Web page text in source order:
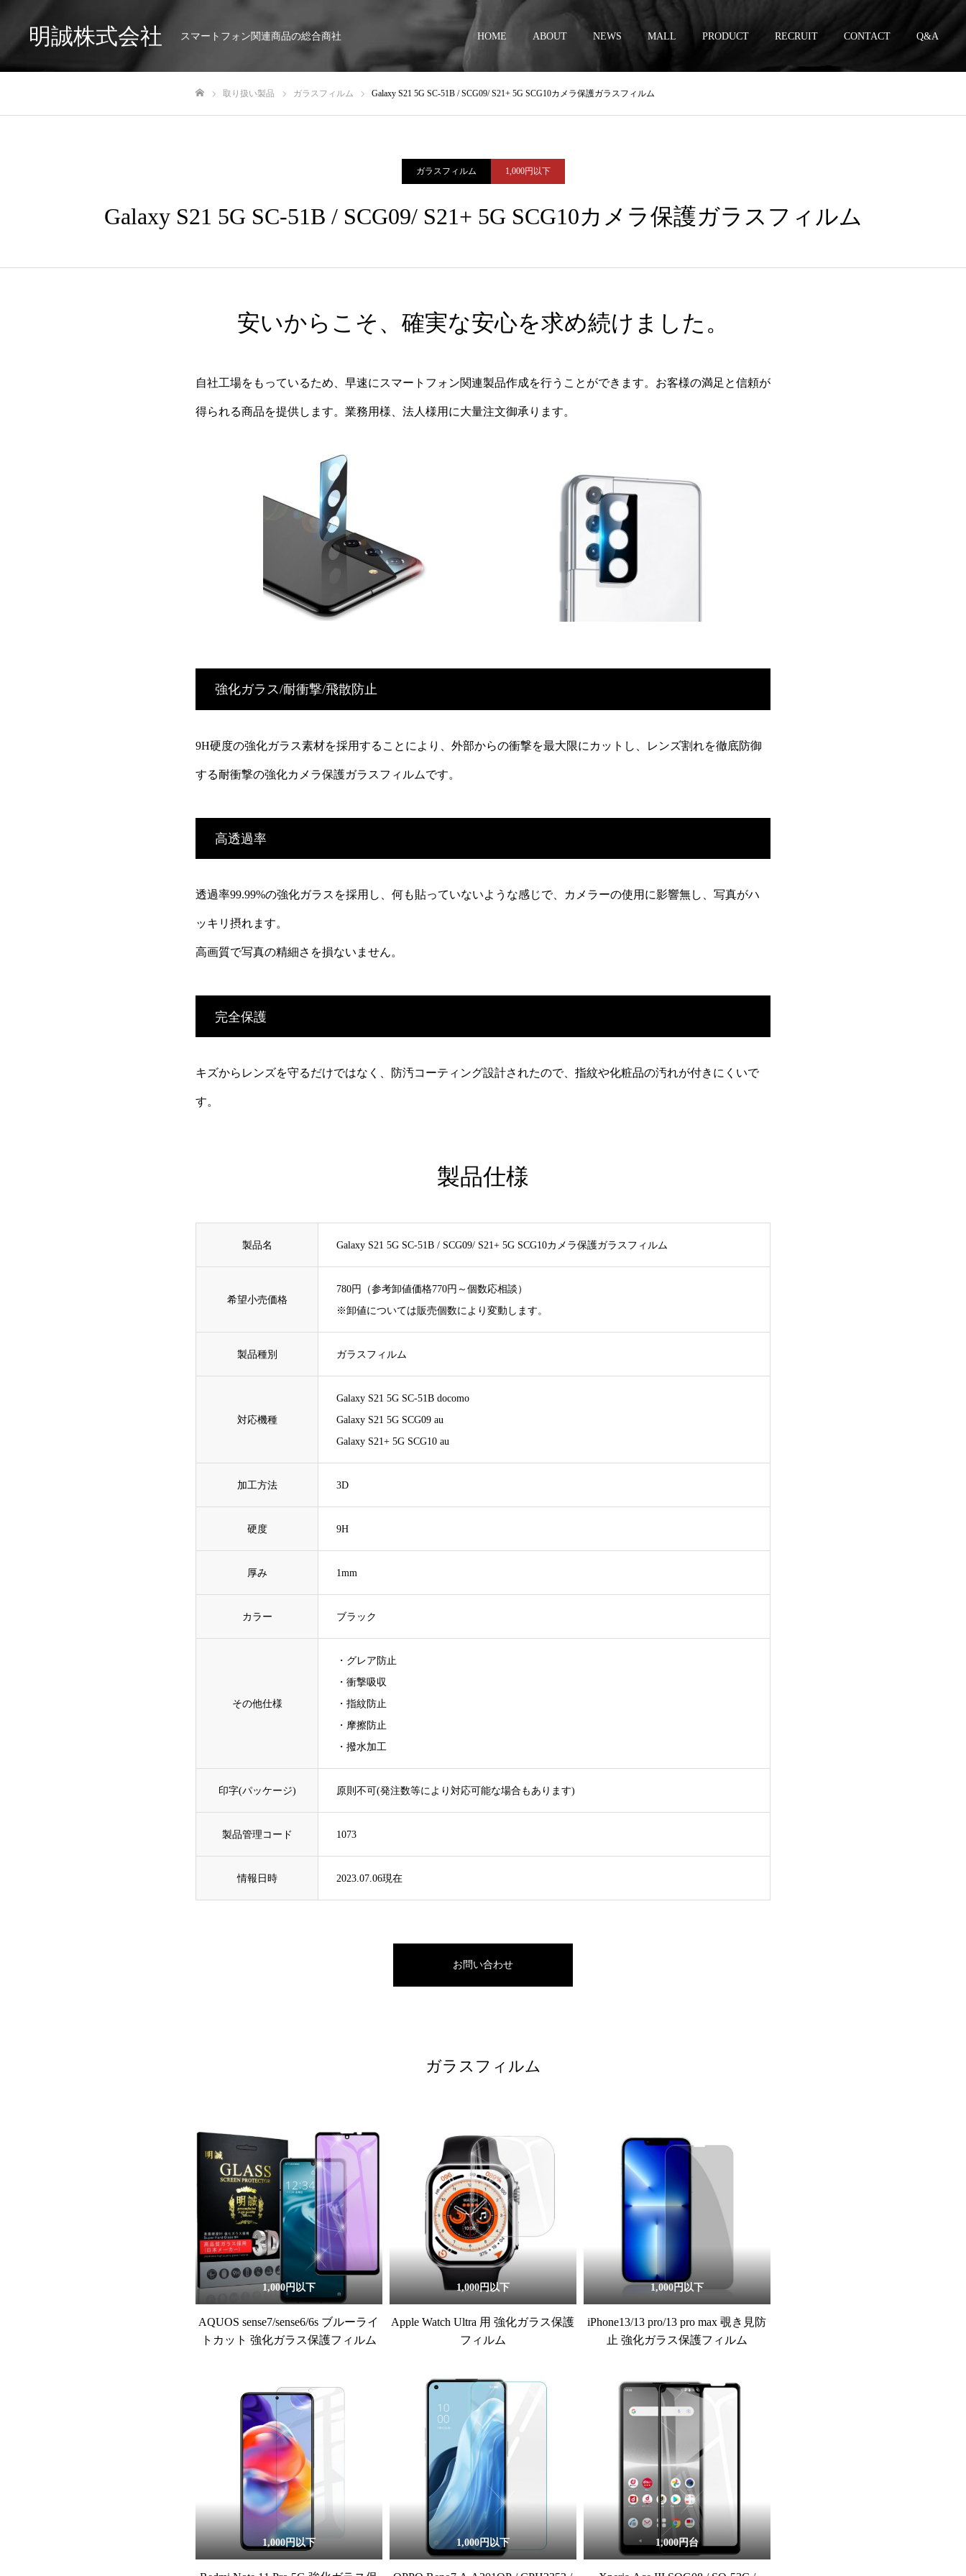
明誠株式会社 スマートフォン関連商品の総合商社 HOME ABOUT NEWS MALL PRODUCT RECRUIT CONTACT Q&A
取り扱い製品 ガラスフィルム Galaxy S21 5G SC-51B / SCG09/ S21+ 5G SCG10カメラ保護ガラスフィルム
ガラスフィルム 1,000円以下
Galaxy S21 5G SC-51B / SCG09/ S21+ 5G SCG10カメラ保護ガラスフィルム
安いからこそ、確実な安心を求め続けました。
自社工場をもっているため、早速にスマートフォン関連製品作成を行うことができます。お客様の満足と信頼が
得られる商品を提供します。業務用様、法人様用に大量注文御承ります。
強化ガラス/耐衝撃/飛散防止
9H硬度の強化ガラス素材を採用することにより、外部からの衝撃を最大限にカットし、レンズ割れを徹底防御
する耐衝撃の強化カメラ保護ガラスフィルムです。
高透過率
透過率99.99%の強化ガラスを採用し、何も貼っていないような感じで、カメラーの使用に影響無し、写真がハ
ッキリ摂れます。
高画質で写真の精細さを損ないません。
完全保護
キズからレンズを守るだけではなく、防汚コーティング設計されたので、指紋や化粧品の汚れが付きにくいで
す。
製品仕様
製品名 Galaxy S21 5G SC-51B / SCG09/ S21+ 5G SCG10カメラ保護ガラスフィルム
希望小売価格
780円（参考卸値価格770円～個数応相談）
※卸値については販売個数により変動します。
製品種別 ガラスフィルム
対応機種
Galaxy S21 5G SC-51B docomo
Galaxy S21 5G SCG09 au
Galaxy S21+ 5G SCG10 au
加工方法 3D
硬度 9H
厚み 1mm
カラー ブラック
その他仕様
・グレア防止
・衝撃吸収
・指紋防止
・摩擦防止
・撥水加工
印字(パッケージ) 原則不可(発注数等により対応可能な場合もあります)
製品管理コード 1073
情報日時 2023.07.06現在
お問い合わせ
ガラスフィルム
1,000円以下
AQUOS sense7/sense6/6s ブルーライ
トカット 強化ガラス保護フィルム
1,000円以下
Apple Watch Ultra 用 強化ガラス保護
フィルム
1,000円以下
iPhone13/13 pro/13 pro max 覗き見防
止 強化ガラス保護フィルム
1,000円以下 1,000円以下 1,000円台